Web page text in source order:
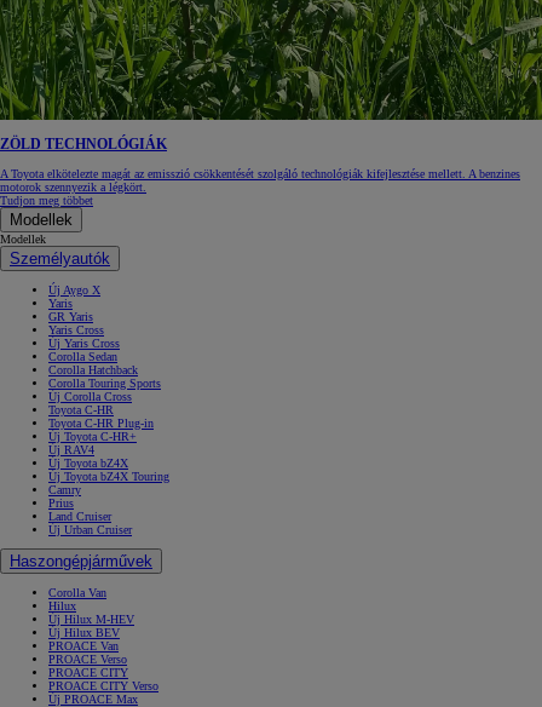
ZÖLD TECHNOLÓGIÁK
A Toyota elkötelezte magát az emisszió csökkentését szolgáló technológiák kifejlesztése mellett. A benzines
motorok szennyezik a légkört.
Tudjon meg többet
Modellek
Modellek
Személyautók
Új Aygo X
Yaris
GR Yaris
Yaris Cross
Új Yaris Cross
Corolla Sedan
Corolla Hatchback
Corolla Touring Sports
Új Corolla Cross
Toyota C-HR
Toyota C-HR Plug-in
Új Toyota C-HR+
Új RAV4
Új Toyota bZ4X
Új Toyota bZ4X Touring
Camry
Prius
Land Cruiser
Új Urban Cruiser
Haszongépjárművek
Corolla Van
Hilux
Új Hilux M-HEV
Új Hilux BEV
PROACE Van
PROACE Verso
PROACE CITY
PROACE CITY Verso
Új PROACE Max